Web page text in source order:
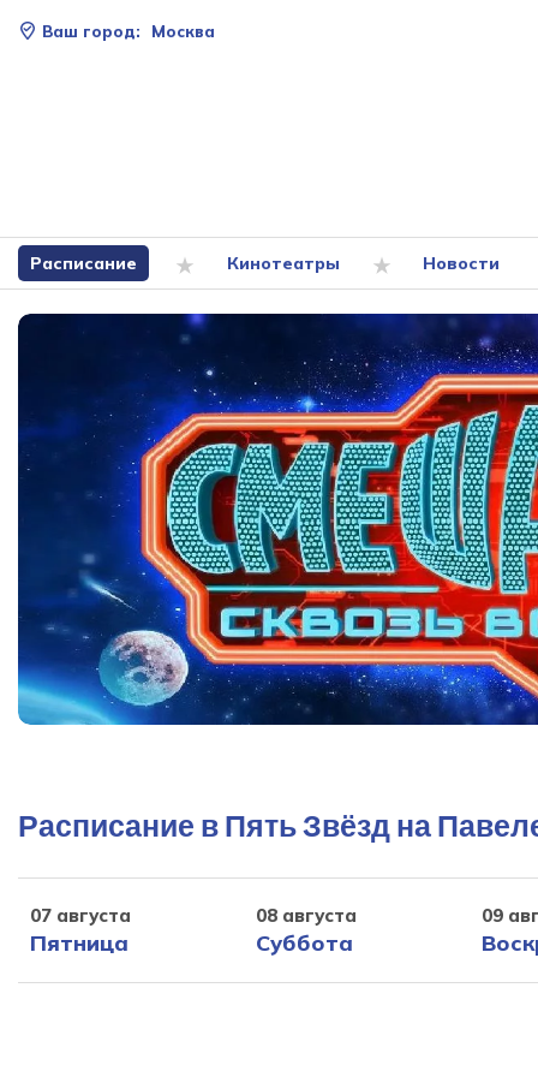
Ваш город: Москва
Расписание Кинотеатры Новости
Расписание в Пять Звёзд на
07 августа
Пятница
08 августа
Суббота
09